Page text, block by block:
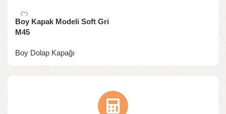
Boy Kapak Modeli Soft Gri
M45
Boy Dolap Kapağı